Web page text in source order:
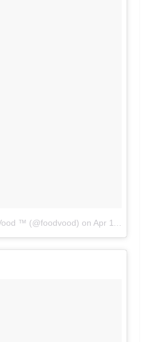
™ (@foodvood) on Apr 11, 2016 at 9:06am PDT